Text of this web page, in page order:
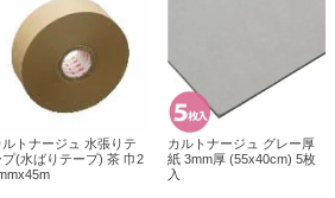
ルトナージュ 水張りテ
プ(水ばりテープ) 茶 巾2
カルトナージュ グレー厚
紙 3mm厚 (55x40cm) 5枚
入